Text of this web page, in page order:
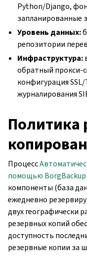
Python/Django,
запланированные
Уровень данных:
репозитории
Инфраструктура:
обратный прокси-
конфигурация
журналирования
Политика
Процесс
помощью BorgBackup
компоненты (база
ежедневно
двух географически
резервных копий
доступность
резервные копии за